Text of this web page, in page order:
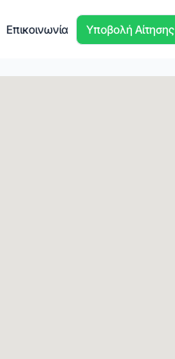
Επικοινωνία Υποβολή Αίτησης